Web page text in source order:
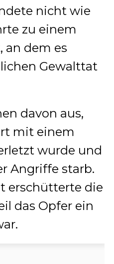
nicht wie
zu einem
an dem es
Gewalttat
davon aus,
mit einem
wurde und
Angriffe starb.
erschütterte die
das Opfer ein